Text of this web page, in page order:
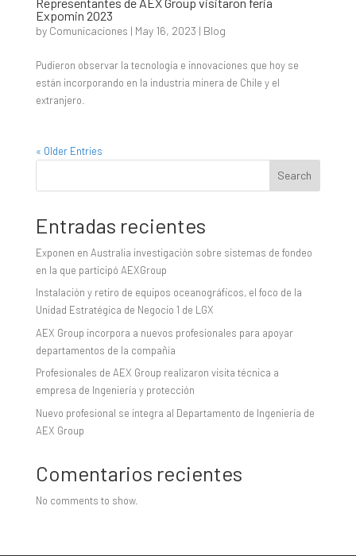
Expomin 2023
by Comunicaciones | May 16, 2023 | Blog
Pudieron observar la tecnología e innovaciones que hoy se
están incorporando en la industria minera de Chile y el
extranjero.
« Older Entries
Search
Entradas recientes
Exponen en Australia investigación sobre sistemas de fondeo
en la que participó AEXGroup
Instalación y retiro de equipos oceanográficos, el foco de la
Unidad Estratégica de Negocio 1 de LGX
AEX Group incorpora a nuevos profesionales para apoyar
departamentos de la compañía
Profesionales de AEX Group realizaron visita técnica a
empresa de Ingeniería y protección
Nuevo profesional se integra al Departamento de Ingeniería de
AEX Group
Comentarios recientes
No comments to show.